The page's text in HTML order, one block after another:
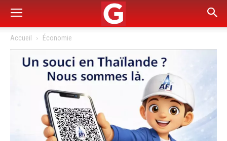
Accueil Économie